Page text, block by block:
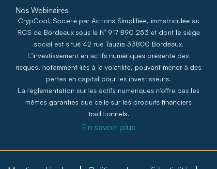
Nos Webinaires
CrypCool, Société par Actions Simplifiée, immatriculée au
RCS de Bordeaux sous le N° 917 890 253 et dont le siège
social est situé 42 rue Tauzia 33800 Bordeaux.
L’investissement en actifs numériques présente des
risques, notamment liés à la volatilité, pouvant mener à des
pertes en capital pour les investisseurs.
La règlementation sur les actifs numériques n’offre pas les
mêmes garanties que celle sur les produits financiers
traditionnels.
En savoir plus